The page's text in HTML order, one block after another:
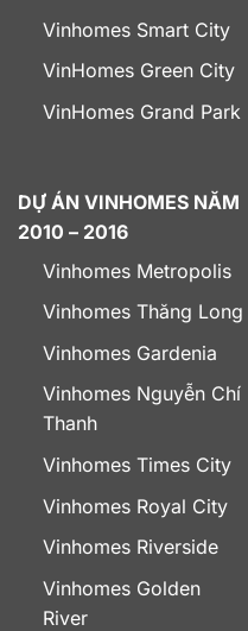
Vinhomes Smart City
VinHomes Green City
VinHomes Grand Park
DỰ ÁN VINHOMES NĂM
2010 – 2016
Vinhomes Metropolis
Vinhomes Thăng Long
Vinhomes Gardenia
Vinhomes Nguyễn Chí
Thanh
Vinhomes Times City
Vinhomes Royal City
Vinhomes Riverside
Vinhomes Golden
River